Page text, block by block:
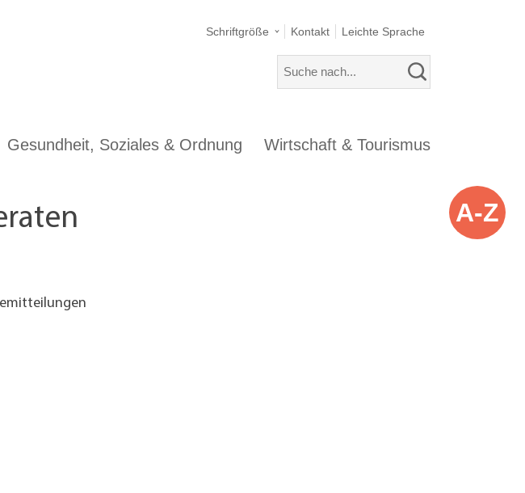
Schriftgröße Kontakt Leichte Sprache
Gesundheit, Soziales & Ordnung Wirtschaft & Tourismus
A-Z